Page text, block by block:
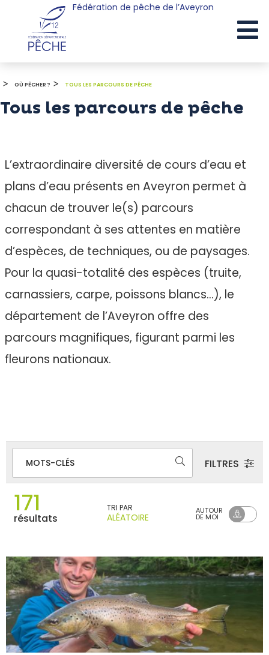
Fédération de pêche de l’Aveyron
> OÙ PÊCHER ? > TOUS LES PARCOURS DE PÊCHE
Tous les parcours de pêche
L’extraordinaire diversité de cours d’eau et
plans d’eau présents en Aveyron permet à
chacun de trouver le(s) parcours
correspondant à ses attentes en matière
d’espèces, de techniques, ou de paysages.
Pour la quasi-totalité des espèces (truite,
carnassiers, carpe, poissons blancs…), le
département de l’Aveyron offre des
parcours magnifiques, figurant parmi les
fleurons nationaux.
MOTS-CLÉS FILTRES
171
résultats
TRI PAR
ALÉATOIRE
AUTOUR
DE MOI
Cookies management panel